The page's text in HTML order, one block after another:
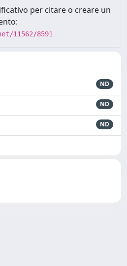
per citare o creare un
11562/8591
ND
ND
ND